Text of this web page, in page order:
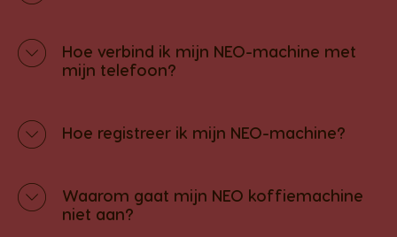
Hoe verbind ik mijn NEO-machine met
mijn telefoon?
Hoe registreer ik mijn NEO-machine?
Waarom gaat mijn NEO koffiemachine
niet aan?